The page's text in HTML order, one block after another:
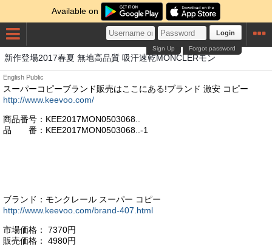
Available on
Login
Forgot password
Sign Up
新作登場2017春夏 無地高品質 吸汗速乾MONCLERモン
English Public
スーパーコピーブランド販売はここにある!ブランド 激安 コピー
http://www.keevoo.com/
商品番号：KEE2017MON0503068..
品 番：KEE2017MON0503068..-1
ブランド：モンクレール スーパー コピー
http://www.keevoo.com/brand-407.html
市場価格： 7370円
販売価格： 4980円